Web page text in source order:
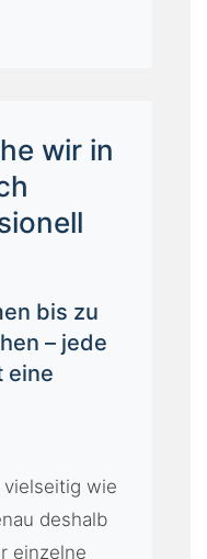
wir in
bis zu
– jede
eine
wie
deshalb
einzelne